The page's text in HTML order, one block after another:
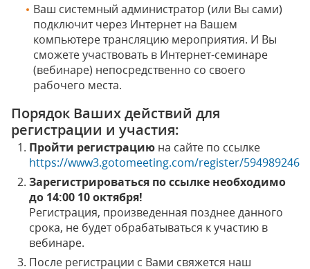
Ваш системный администратор (или Вы сами)
подключит через Интернет на Вашем
компьютере трансляцию мероприятия. И Вы
сможете участвовать в Интернет-семинаре
(вебинаре) непосредственно со своего
рабочего места.
Порядок Ваших действий для
регистрации и участия:
Пройти регистрацию на сайте по ссылке
https://www3.gotomeeting.com/register/594989246
Зарегистрироваться по ссылке необходимо
до 14:00 10 октября!
Регистрация, произведенная позднее данного
срока, не будет обрабатываться к участию в
вебинаре.
После регистрации с Вами свяжется наш